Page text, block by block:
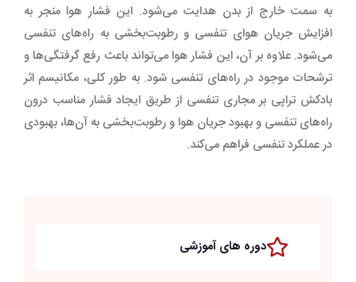
به سمت خارج از بدن هدایت می‌شود. این فشار هوا منجر به
افزایش جریان هوای تنفسی و رطوبت‌بخشی به راه‌های تنفسی
می‌شود. علاوه بر آن، این فشار هوا می‌تواند باعث رفع گرفتگی‌ها و
ترشحات موجود در راه‌های تنفسی شود. به طور کلی، مکانیسم اثر
بادکش تراپی بر مجاری تنفسی از طریق ایجاد فشار مناسب درون
راه‌های تنفسی و بهبود جریان هوا و رطوبت‌بخشی به آن‌ها، بهبودی
در عملکرد تنفسی فراهم می‌کند.
دوره های آموزشی